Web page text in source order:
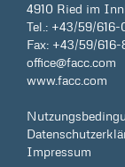
4910 Ried im
Tel.: +43/59/616-
Fax: +43/59/616-
office@facc.com
www.facc.com
Impressum